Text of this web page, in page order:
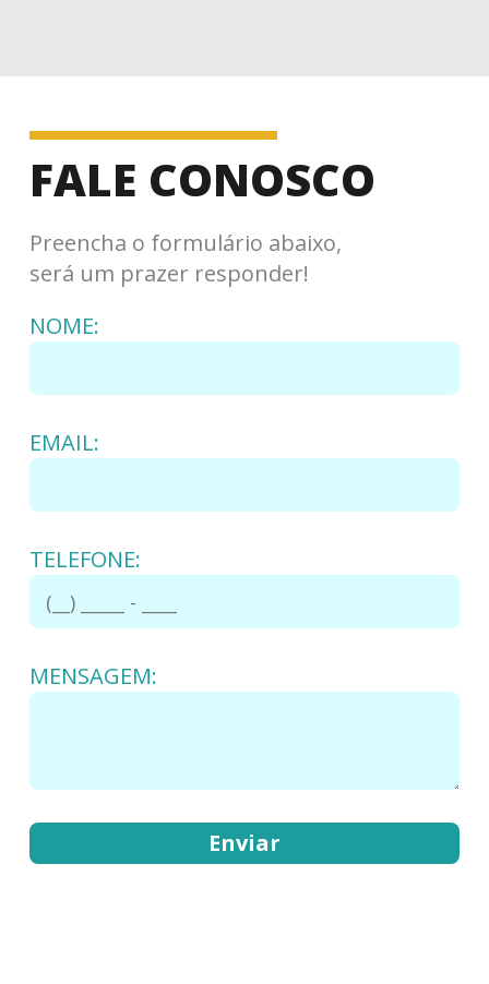
FALE CONOSCO
Preencha o formulário abaixo,
será um prazer responder!
NOME:
EMAIL:
TELEFONE:
MENSAGEM: